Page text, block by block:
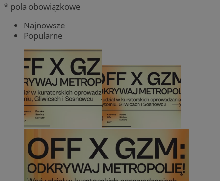
* pola obowiązkowe
Najnowsze
Popularne